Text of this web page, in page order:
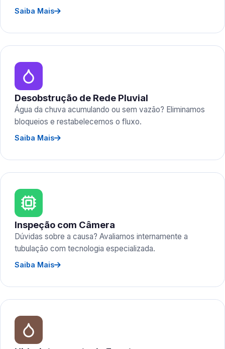
Saiba Mais
Desobstrução de Rede Pluvial
Água da chuva acumulando ou sem vazão? Eliminamos
bloqueios e restabelecemos o fluxo.
Saiba Mais
Inspeção com Câmera
Dúvidas sobre a causa? Avaliamos internamente a
tubulação com tecnologia especializada.
Saiba Mais